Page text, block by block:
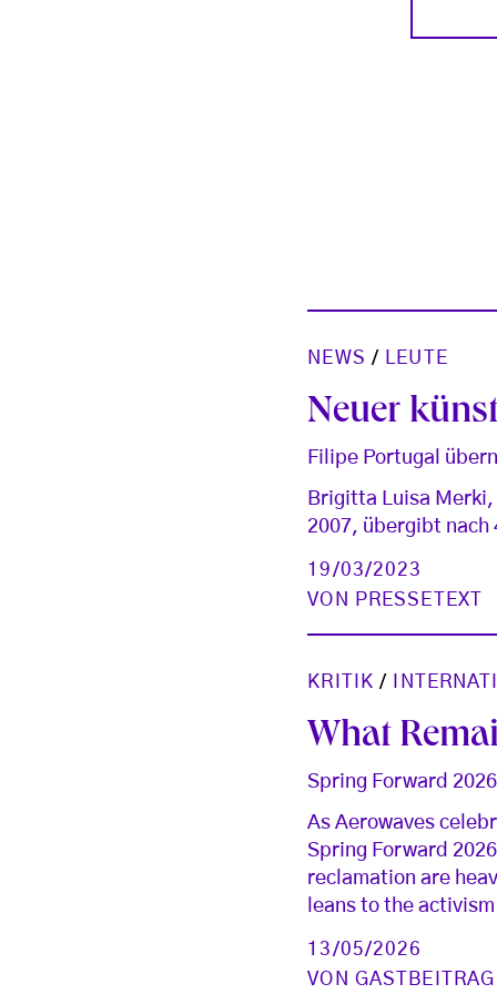
NEWS / LEUTE
Neuer
Filipe Portugal
Brigitta Luisa
2007, übergibt nach
19/03/2023
VON
PRESSETEXT
KRITIK /
What
Spring Forward 2026
As Aerowaves
Spring Forward
reclamation are
leans to the
13/05/2026
VON GASTBEITRAG